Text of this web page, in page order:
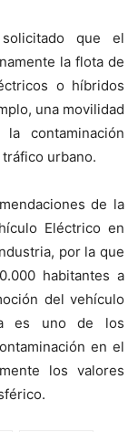
que el
la flota de
o híbridos
una movilidad
contaminación
urbano.
de la
Eléctrico en
por la que
habitantes a
del vehículo
es uno de los
en el
los valores